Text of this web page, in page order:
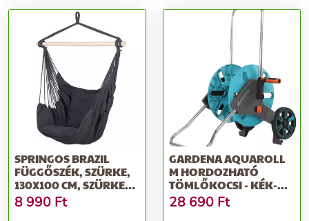
SPRINGOS BRAZIL
FÜGGŐSZÉK, SZÜRKE,
130X100 CM, SZÜRKE
PÁRNÁVAL
8 990 Ft
GARDENA AQUAROLL
M HORDOZHATÓ
TÖMLŐKOCSI - KÉK-
SZÜRKE
28 690 Ft